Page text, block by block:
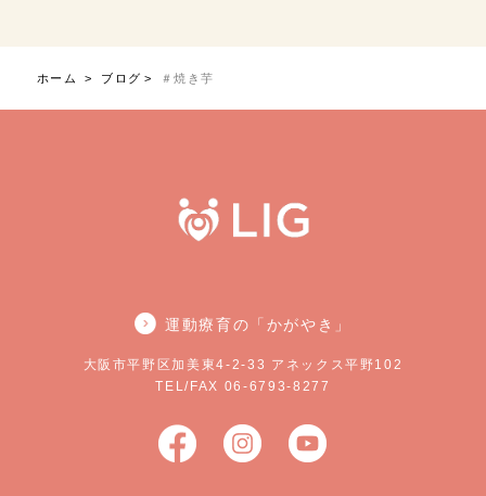
ホーム ブログ ＃焼き芋
運動療育の「かがやき」
大阪市平野区加美東4-2-33 アネックス平野102
TEL/FAX 06-6793-8277